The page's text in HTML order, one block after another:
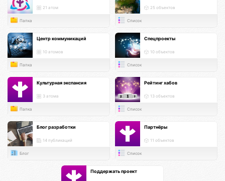
21 атом
Папка
25 объектов
Список
Центр коммуникаций
10 атомов
Папка
Спецпроекты
10 объектов
Список
Культурная экспансия
3 атома
Папка
Рейтинг хабов
13 объектов
Список
Блог разработки
14 публикаций
Блог
Партнёры
11 объектов
Список
Поддержать проект